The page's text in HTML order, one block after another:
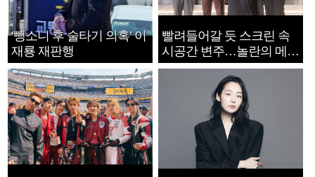
‘뺑소니 후 술타기 의혹’ 이
재룡 재판행
빨려들어갈 듯 스크린 속
시공간 변주…놀란의 메시
지는 ‘전쟁 속죄’